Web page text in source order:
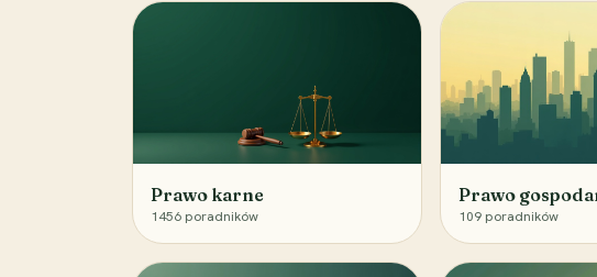
Prawo karne
1456 poradników
Prawo
109 poradników